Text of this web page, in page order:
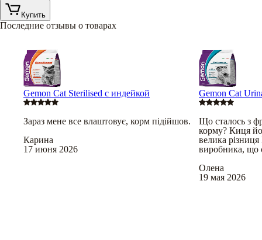
Купить
Последние отзывы о товарах
Gemon Cat Sterilised с индейкой
Зараз мене все влаштовує, корм підійшов.
Карина
17 июня 2026
Gemon Cat
Що сталось з
корму? Киця
велика різниця
виробника, що
Олена
19 мая 2026